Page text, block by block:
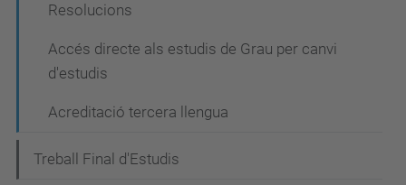
Resolucions
Accés directe als estudis de Grau per canvi
d'estudis
Acreditació tercera llengua
Treball Final d'Estudis